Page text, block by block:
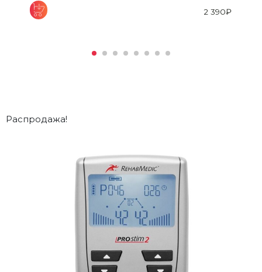
2 390₽
Распродажа!